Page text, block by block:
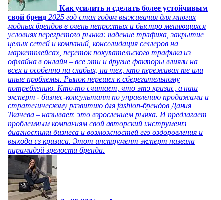
Как усилить и сделать более устойчивым
свой бренд 2025 год стал годом выживания для многих
модных брендов в очень непростых и быстро меняющихся
условиях перегретого рынка: падение трафика, закрытие
целых сетей и компаний, консолидация селлеров на
маркетплейсах, переток покупательского трафика из
офлайна в онлайн – все эти и другие факторы влияли на
всех и особенно на слабых, на тех, кто переживал те или
иные проблемы. Рынок перешел к сберегательному
потреблению. Кто-то считает, что это кризис, а наш
эксперт - бизнес-консультант по управлению продажами и
стратегическому развитию для fashion-брендов Дания
Ткачева – называет это взрослением рынка. И предлагает
проблемным компаниям свой авторский инструмент
диагностики бизнеса и возможностей его оздоровления и
выхода из кризиса. Этот инструмент эксперт назвала
пирамидой зрелости бренда.